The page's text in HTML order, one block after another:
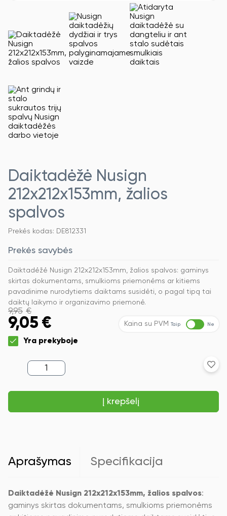
Daiktadėžė Nusign
212x212x153mm, žalios
spalvos
Prekės kodas: DE812331
Prekės savybės
Daiktadėžė Nusign 212x212x153mm, žalios spalvos: gaminys
skirtas dokumentams, smulkioms priemonėms ar kitiems
pavadinime nurodytiems daiktams susidėti, o pagal tipą tai
daiktų laikymo ir organizavimo priemonė.
9,95 €
9,05 € Kaina su PVM Taip Ne
Yra prekyboje
produkto
kiekis:
Nusign
žalios
Į krepšelį
Aprašymas Specifikacija
Daiktadėžė Nusign 212x212x153mm, žalios spalvos:
gaminys skirtas dokumentams, smulkioms priemonėms